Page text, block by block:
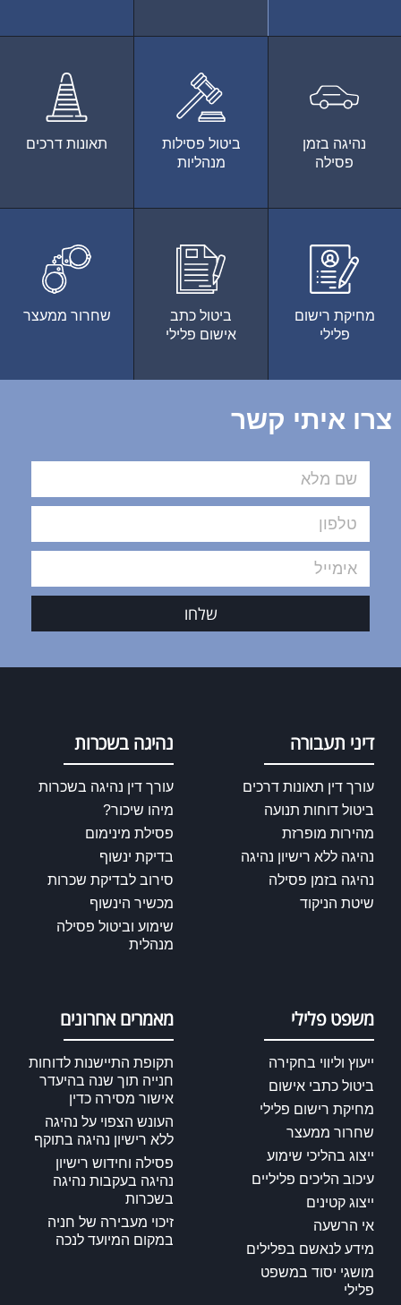
נהיגה בזמן
פסילה
ביטול פסילות
מנהליות
תאונות דרכים
מחיקת רישום
פלילי
ביטול כתב
אישום פלילי
שחרור ממעצר
צרו איתי קשר
שלחו
דיני תעבורה
עורך דין תאונות דרכים
ביטול דוחות תנועה
מהירות מופרזת
נהיגה ללא רישיון נהיגה
נהיגה בזמן פסילה
שיטת הניקוד
נהיגה בשכרות
עורך דין נהיגה בשכרות
מיהו שיכור?
פסילת מינימום
בדיקת ינשוף
סירוב לבדיקת שכרות
מכשיר הינשוף
שימוע וביטול פסילה
מנהלית
משפט פלילי
ייעוץ וליווי בחקירה
ביטול כתבי אישום
מחיקת רישום פלילי
שחרור ממעצר
ייצוג בהליכי שימוע
עיכוב הליכים פליליים
ייצוג קטינים
אי הרשעה
מידע לנאשם בפלילים
מושגי יסוד במשפט
פלילי
מאמרים אחרונים
תקופת התיישנות לדוחות
חנייה תוך שנה בהיעדר
אישור מסירה כדין
העונש הצפוי על נהיגה
ללא רישיון נהיגה בתוקף
פסילה וחידוש רישיון
נהיגה בעקבות נהיגה
בשכרות
זיכוי מעבירה של חניה
במקום המיועד לנכה